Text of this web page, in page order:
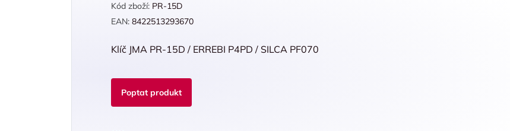
Kód zboží: PR-15D
EAN: 8422513293670
Klíč JMA PR-15D / ERREBI P4PD / SILCA PF070
Poptat produkt